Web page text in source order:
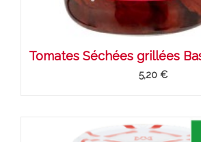
Tomates Séchées grillées
5,20 €